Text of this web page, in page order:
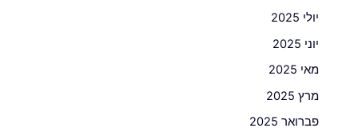
יולי 2025
יוני 2025
מאי 2025
מרץ 2025
פברואר 2025